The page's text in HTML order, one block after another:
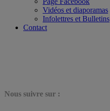
Vidéos et diaporamas
Infolettres et Bulletins
Contact
Nous suivre sur :